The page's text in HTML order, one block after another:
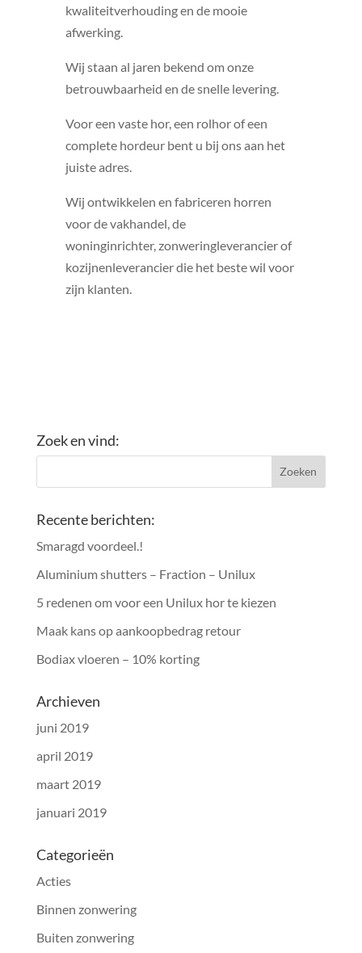
kwaliteitverhouding en de mooie
afwerking.
Wij staan al jaren bekend om onze
betrouwbaarheid en de snelle levering.
Voor een vaste hor, een rolhor of een
complete hordeur bent u bij ons aan het
juiste adres.
Wij ontwikkelen en fabriceren horren
voor de vakhandel, de
woninginrichter, zonweringleverancier of
kozijnenleverancier die het beste wil voor
zijn klanten.
Zoek en vind:
Recente berichten:
Smaragd voordeel.!
Aluminium shutters – Fraction – Unilux
5 redenen om voor een Unilux hor te kiezen
Maak kans op aankoopbedrag retour
Bodiax vloeren – 10% korting
Archieven
juni 2019
april 2019
maart 2019
januari 2019
Categorieën
Acties
Binnen zonwering
Buiten zonwering